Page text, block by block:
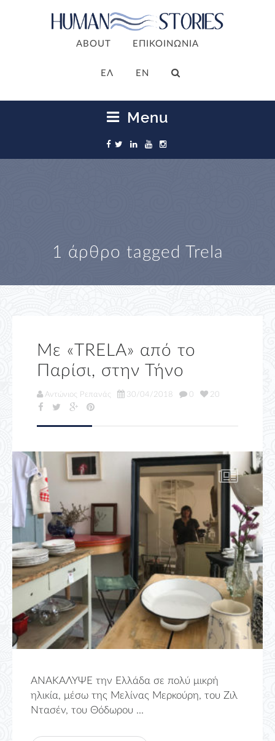
ABOUT ΕΠΙΚΟΙΝΩΝΙΑ
ΕΛ EN
Menu
1 άρθρο tagged Trela
Με «TRELA» από το
Παρίσι, στην Τήνο
Αντώνιος Ρεπανάς 30/04/2018 0 20
ΑΝΑΚΑΛΥΨΕ την Ελλάδα σε πολύ μικρή
ηλικία, μέσω της Μελίνας Μερκούρη, του Ζιλ
Ντασέν, του Θόδωρου ...